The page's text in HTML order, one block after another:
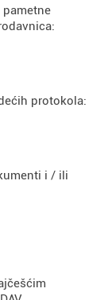
protokola:
i / ili